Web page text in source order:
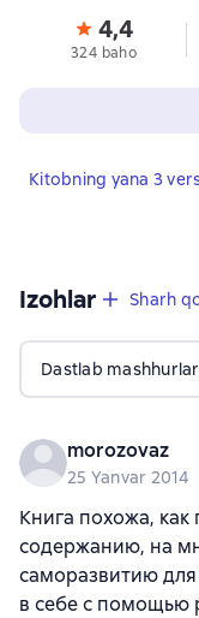
Izohlar 42Sharh
Dastlab
morozovaz
25 Yanvar 2014
Книга похожа, как
содержанию, на
саморазвитию
в себе с помощью
4,4
324 baho
Kitobning yana 3